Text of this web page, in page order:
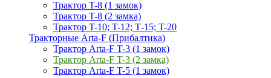
Трактор T-8 (1 замок)
Трактор T-8 (2 замка)
Трактор T-10; T-12; Т-15; T-20
Тракторные Arta-F (Прибалтика)
Трактор Arta-F T-3 (1 замок)
Трактор Arta-F T-3 (2 замка)
Трактор Arta-F T-5 (1 замок)